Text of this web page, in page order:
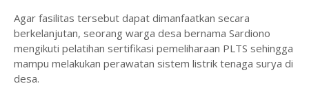
Agar fasilitas tersebut dapat dimanfaatkan secara
berkelanjutan, seorang warga desa bernama Sardiono
mengikuti pelatihan sertifikasi pemeliharaan PLTS sehingga
mampu melakukan perawatan sistem listrik tenaga surya di
desa.